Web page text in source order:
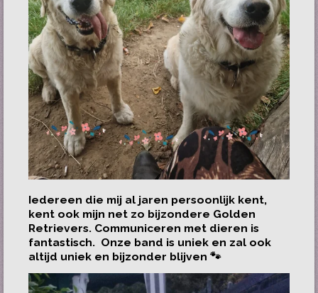
Iedereen die mij al jaren persoonlijk kent,
kent ook mijn net zo bijzondere Golden
Retrievers. Communiceren met dieren is
fantastisch. Onze band is uniek en zal ook
altijd uniek en bijzonder blijven 🐾